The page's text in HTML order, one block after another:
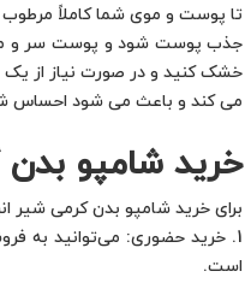
تا پوست و موی شما کاملاً مرطوب
جذب پوست شود و پوست سر و مو
خشک کنید و در صورت نیاز از یک
می کند و باعث می شود احساس
خرید شامپو
برای خرید شامپو بدن کرمی شیر
1. خرید حضوری: می‌توانید به
است.